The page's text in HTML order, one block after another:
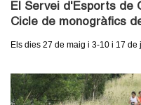
El Servei d'Esports de
Cicle de monogràfics
Els dies 27 de maig i 3-10 i 17 de